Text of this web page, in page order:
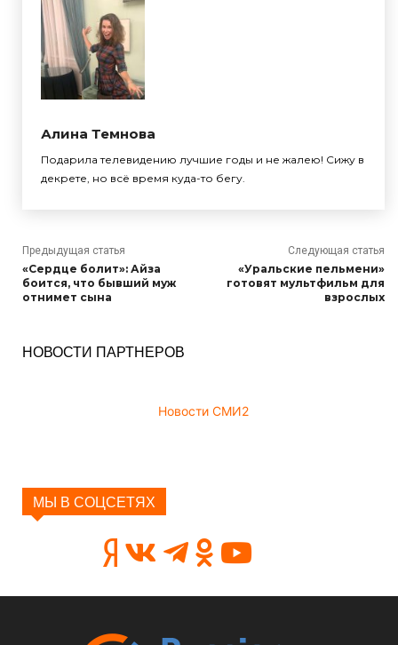
Алина Темнова
Подарила телевидению лучшие годы и не жалею! Сижу в
декрете, но всё время куда-то бегу.
Предыдущая статья
«Сердце болит»: Айза
боится, что бывший муж
отнимет сына
Следующая статья
«Уральские пельмени»
готовят мультфильм для
взрослых
НОВОСТИ ПАРТНЕРОВ
Новости СМИ2
МЫ В СОЦСЕТЯХ